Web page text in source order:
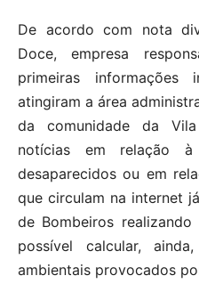
De acordo com nota
Doce, empresa
primeiras
atingiram a área
da comunidade da
notícias em relação
desaparecidos ou em
que circulam na internet
de Bombeiros
possível calcular,
ambientais provocados